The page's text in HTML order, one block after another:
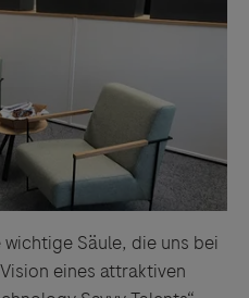
Säule, die uns bei
eines attraktiven